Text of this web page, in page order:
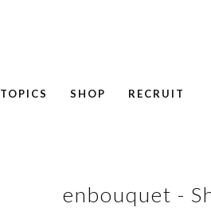
TOPICS
SHOP RECRUIT
enbouquet -